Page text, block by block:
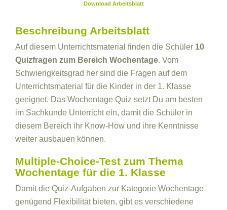
Download Arbeitsblatt
Beschreibung Arbeitsblatt
Auf diesem Unterrichtsmaterial finden die Schüler 10
Quizfragen zum Bereich Wochentage. Vom
Schwierigkeitsgrad her sind die Fragen auf dem
Unterrichtsmaterial für die Kinder in der 1. Klasse
geeignet. Das Wochentage Quiz setzt Du am besten
im Sachkunde Unterricht ein, damit die Schüler in
diesem Bereich ihr Know-How und ihre Kenntnisse
weiter ausbauen können.
Multiple-Choice-Test zum Thema
Wochentage für die 1. Klasse
Damit die Quiz-Aufgaben zur Kategorie Wochentage
genügend Flexibilität bieten, gibt es verschiedene